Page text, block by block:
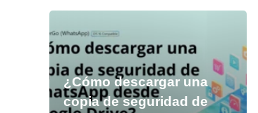
¿Cómo descargar una
copia de seguridad de